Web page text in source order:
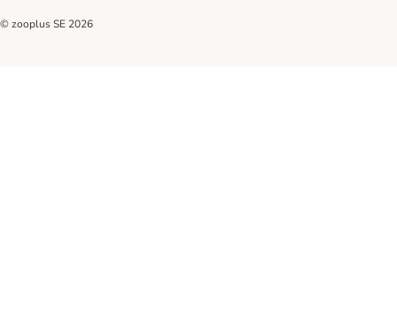
© zooplus SE 2026